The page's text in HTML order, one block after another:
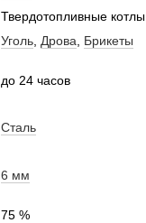
Твердотопливные котлы
Уголь Дрова
Брикеты
до 24 часов
Сталь
6 мм
75 %